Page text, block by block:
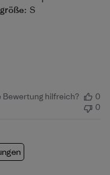
S
Bewertung hilfreich?
0
0